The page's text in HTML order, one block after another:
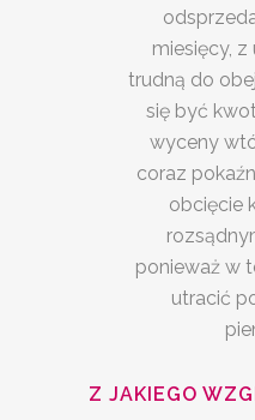
miesięcy, z
trudną do
się być
wyceny
coraz
obcięcie
ponieważ w
utracić
Z JAKIEGO